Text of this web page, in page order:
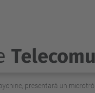
presentarà un